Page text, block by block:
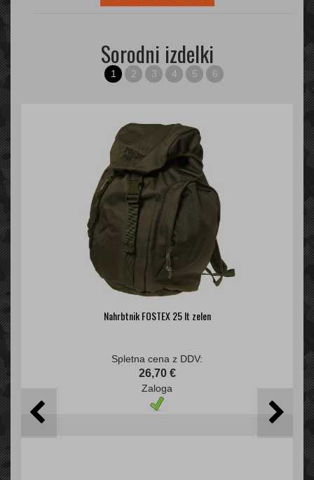
Sorodni izdelki
1 2 3 4 5 6
Nahrbtnik FOSTEX 25 lt zelen
Spletna cena z DDV:
26,70 €
Zaloga